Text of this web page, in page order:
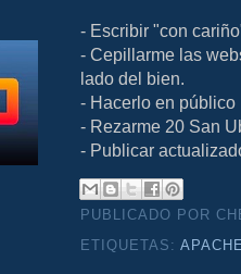
- Escribir "con
- Cepillarme las
lado del bien.
- Hacerlo en público
- Rezarme 20 San
- Publicar
PUBLICADO POR
ETIQUETAS: